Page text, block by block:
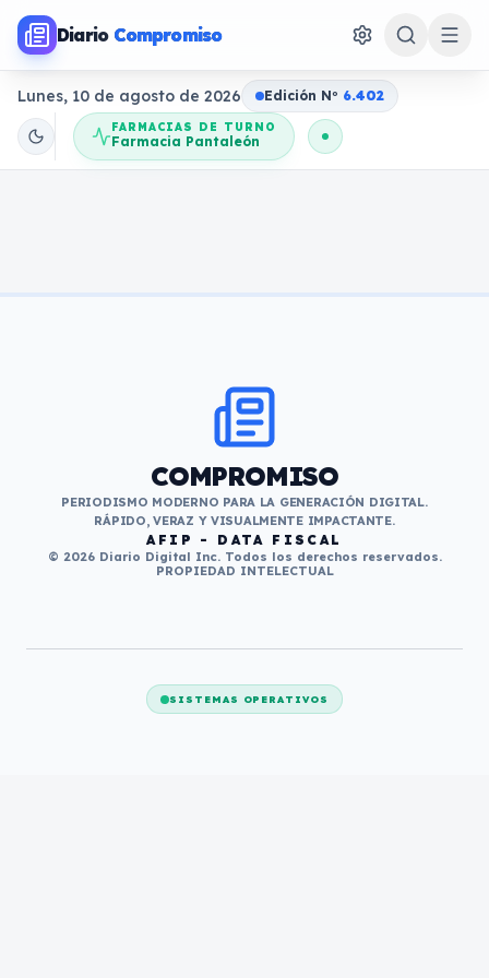
Diario Compromiso
Lunes, 10 de agosto de 2026 Edición No 6.402
FARMACIAS DE TURNO
Farmacia Pantaleón
COMPROMISO
PERIODISMO MODERNO PARA LA GENERACIÓN DIGITAL.
RÁPIDO, VERAZ Y VISUALMENTE IMPACTANTE.
AFIP - DATA FISCAL
© 2026 Diario Digital Inc. Todos los derechos reservados.
PROPIEDAD INTELECTUAL
SISTEMAS OPERATIVOS